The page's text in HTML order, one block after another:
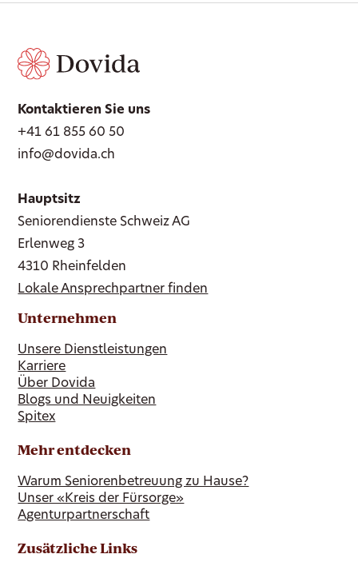
Kontaktieren Sie uns
+41 61 855 60 50
info@dovida.ch
Hauptsitz
Seniorendienste Schweiz AG
Erlenweg 3
4310 Rheinfelden
Lokale Ansprechpartner finden
Unternehmen
Unsere Dienstleistungen
Karriere
Über Dovida
Blogs und Neuigkeiten
Spitex
Mehr entdecken
Warum Seniorenbetreuung zu Hause?
Unser «Kreis der Fürsorge»
Agenturpartnerschaft
Zusätzliche Links